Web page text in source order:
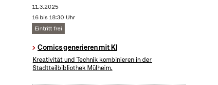
11.3.2025
16 bis 18:30 Uhr
Eintritt frei
Comics generieren mit KI
Kreativität und Technik kombinieren in der
Stadtteilbibliothek Mülheim.